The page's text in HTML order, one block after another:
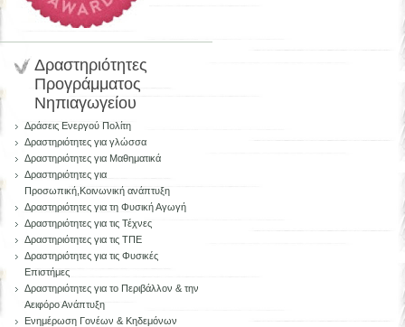
Δραστηριότητες
Προγράμματος
Νηπιαγωγείου
Δράσεις Ενεργού Πολίτη
Δραστηριότητες για γλώσσα
Δραστηριότητες για Μαθηματικά
Δραστηριότητες για
Προσωπική,Κοινωνική ανάπτυξη
Δραστηριότητες για τη Φυσική Αγωγή
Δραστηριότητες για τις Τέχνες
Δραστηριότητες για τις ΤΠΕ
Δραστηριότητες για τις Φυσικές
Επιστήμες
Δραστηριότητες για το Περιβάλλον & την
Αειφόρο Ανάπτυξη
Ενημέρωση Γονέων & Κηδεμόνων